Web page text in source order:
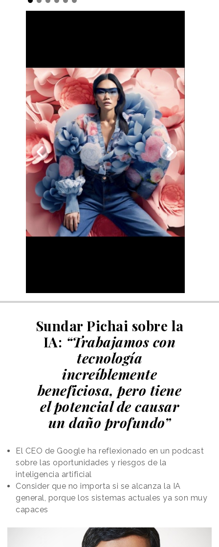
Sundar Pichai sobre la
IA: “Trabajamos con
tecnología
increíblemente
beneficiosa, pero tiene
el potencial de causar
un daño profundo”
El CEO de Google ha reflexionado en un podcast
sobre las oportunidades y riesgos de la
inteligencia artificial
Consider que no importa si se alcanza la IA
general, porque los sistemas actuales ya son muy
capaces